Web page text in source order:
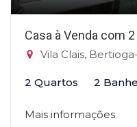
Casa à Venda com
Vila Clais,
2 Quartos 2
Mais informações